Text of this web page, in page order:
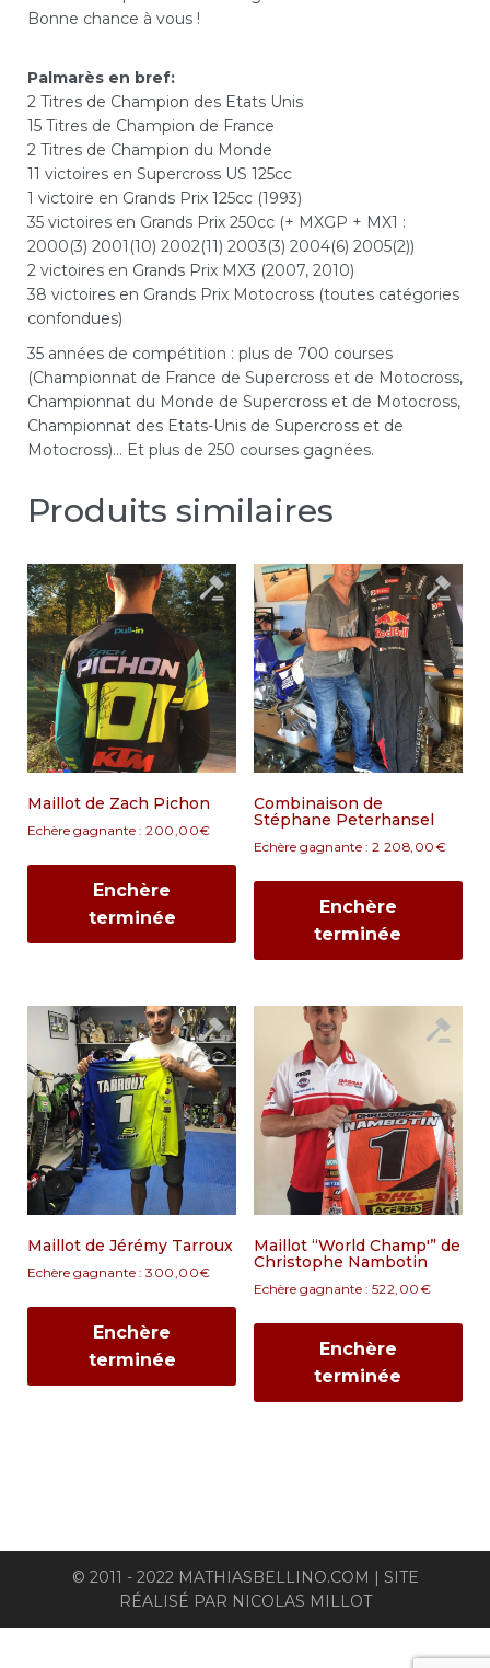
Bonne chance à vous !
Palmarès en bref:
2 Titres de Champion des Etats Unis
15 Titres de Champion de France
2 Titres de Champion du Monde
11 victoires en Supercross US 125cc
1 victoire en Grands Prix 125cc (1993)
35 victoires en Grands Prix 250cc (+ MXGP + MX1 :
2000(3) 2001(10) 2002(11) 2003(3) 2004(6) 2005(2))
2 victoires en Grands Prix MX3 (2007, 2010)
38 victoires en Grands Prix Motocross (toutes catégories
confondues)
35 années de compétition : plus de 700 courses
(Championnat de France de Supercross et de Motocross,
Championnat du Monde de Supercross et de Motocross,
Championnat des Etats-Unis de Supercross et de
Motocross)… Et plus de 250 courses gagnées.
Produits similaires
Maillot de Zach Pichon
Echère gagnante : 200,00€
Enchère
terminée
Combinaison de
Stéphane Peterhansel
Echère gagnante : 2 208,00€
Enchère
terminée
Maillot de Jérémy Tarroux
Echère gagnante : 300,00€
Enchère
terminée
Maillot “World Champ'” de
Christophe Nambotin
Echère gagnante : 522,00€
Enchère
terminée
© 2011 - 2022 MATHIASBELLINO.COM | SITE
RÉALISÉ PAR NICOLAS MILLOT